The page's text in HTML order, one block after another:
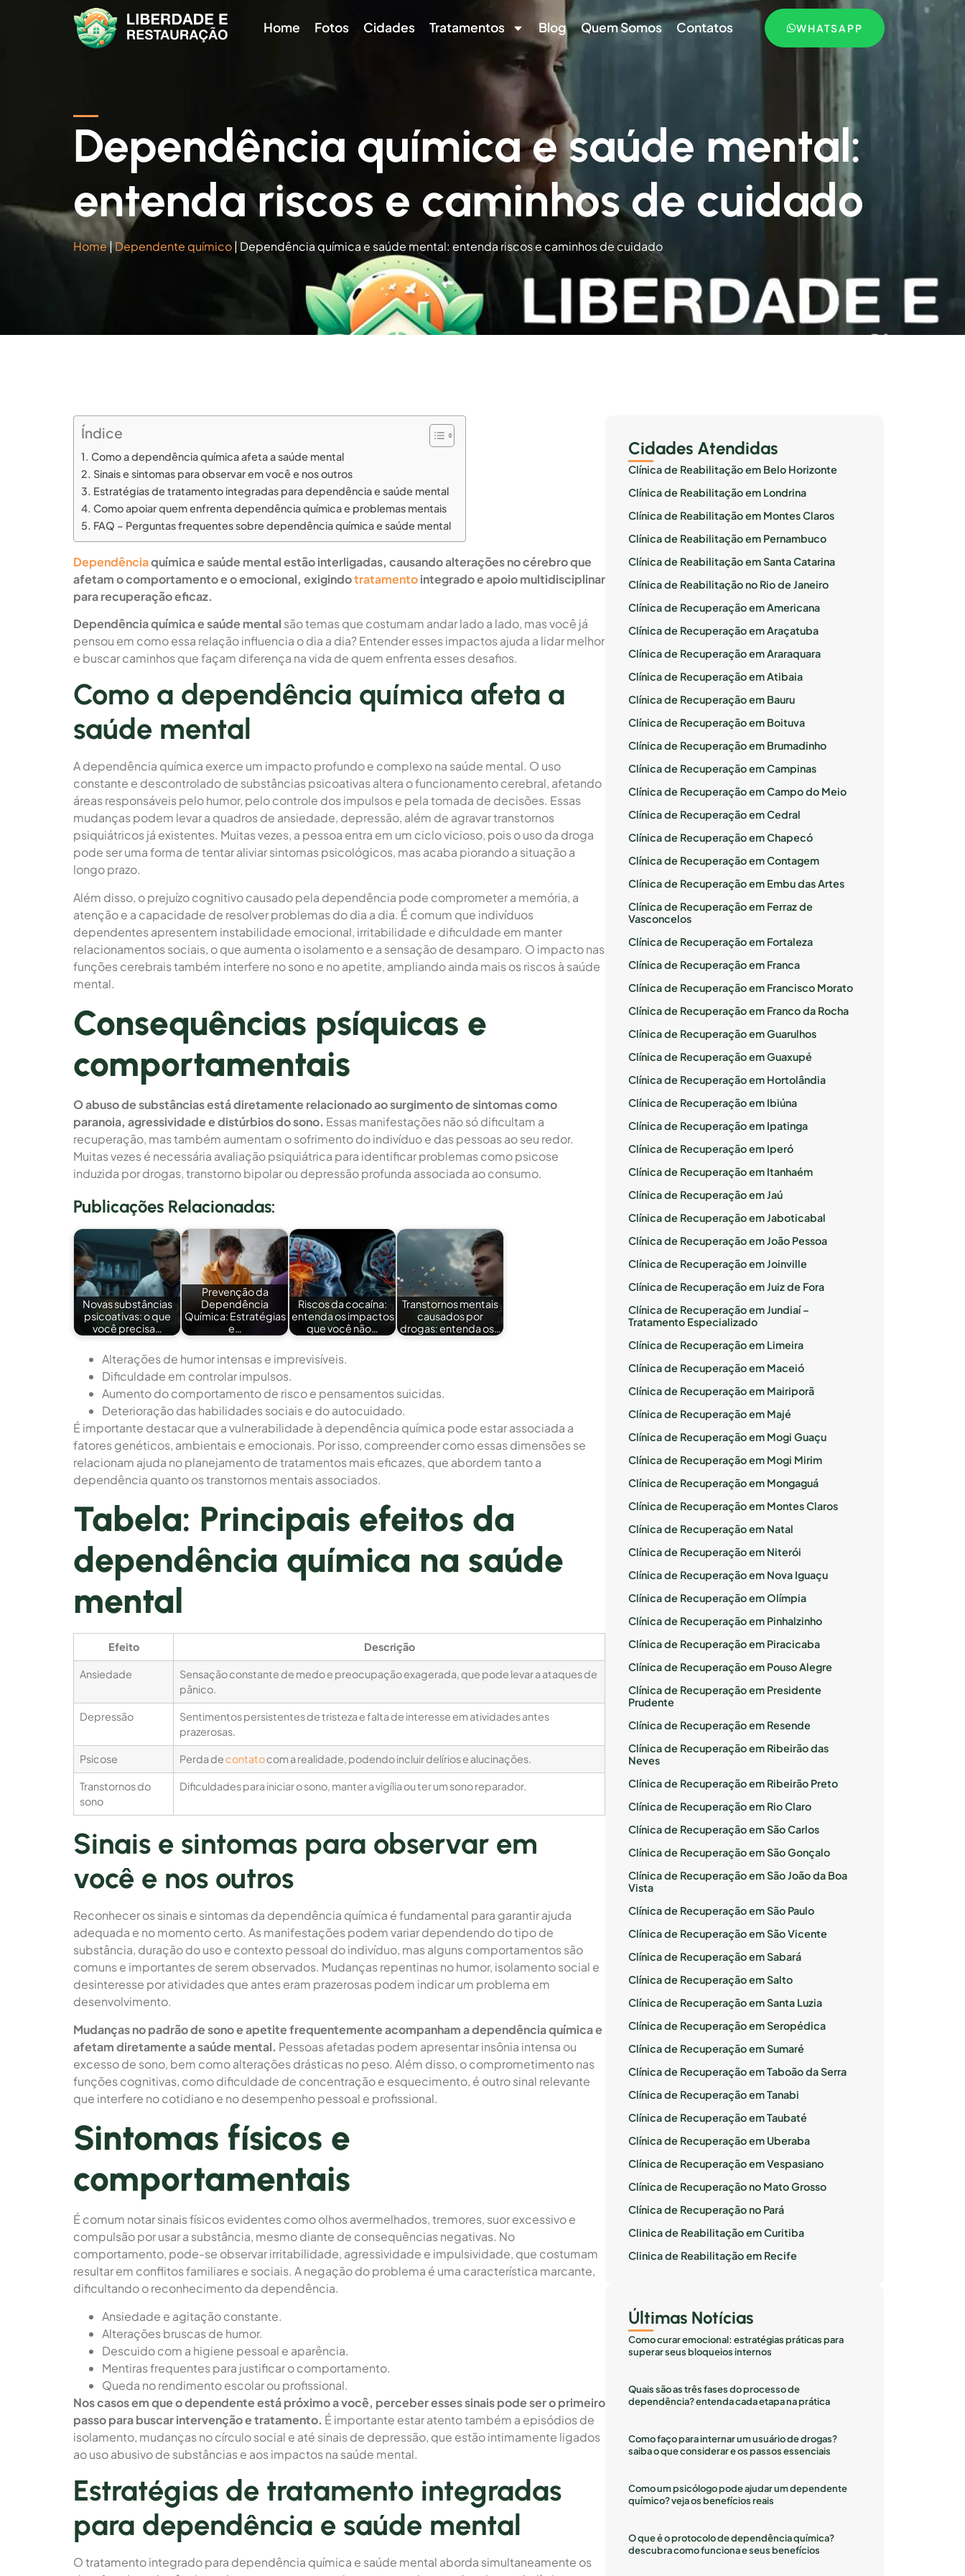
Home Fotos Cidades Tratamentos Blog Quem Somos Contatos WHATSAPP
Dependência química e saúde mental:
entenda riscos e caminhos de cuidado
Home|Dependente químico| Dependência química e saúde mental: entenda riscos e caminhos de cuidado
Índice
Como a dependência química afeta a saúde mental
Sinais e sintomas para observar em você e nos outros
Estratégias de tratamento integradas para dependência e saúde mental
Como apoiar quem enfrenta dependência química e problemas mentais
FAQ – Perguntas frequentes sobre dependência química e saúde mental
Dependênciaquímica e saúde mental estão interligadas, causando alterações no cérebro que
afetam o comportamento e o emocional, exigindotratamentointegrado e apoio multidisciplinar
para recuperação eficaz.
Dependência química e saúde mental são temas que costumam andar lado a lado, mas você já
pensou em como essa relação influencia o dia a dia? Entender esses impactos ajuda a lidar melhor
e buscar caminhos que façam diferença na vida de quem enfrenta esses desafios.
Como a dependência química afeta a
saúde mental
A dependência química exerce um impacto profundo e complexo na saúde mental. O uso
constante e descontrolado de substâncias psicoativas altera o funcionamento cerebral, afetando
áreas responsáveis pelo humor, pelo controle dos impulsos e pela tomada de decisões. Essas
mudanças podem levar a quadros de ansiedade, depressão, além de agravar transtornos
psiquiátricos já existentes. Muitas vezes, a pessoa entra em um ciclo vicioso, pois o uso da droga
pode ser uma forma de tentar aliviar sintomas psicológicos, mas acaba piorando a situação a
longo prazo.
Além disso, o prejuízo cognitivo causado pela dependência pode comprometer a memória, a
atenção e a capacidade de resolver problemas do dia a dia. É comum que indivíduos
dependentes apresentem instabilidade emocional, irritabilidade e dificuldade em manter
relacionamentos sociais, o que aumenta o isolamento e a sensação de desamparo. O impacto nas
funções cerebrais também interfere no sono e no apetite, ampliando ainda mais os riscos à saúde
mental.
Consequências psíquicas e
comportamentais
O abuso de substâncias está diretamente relacionado ao surgimento de sintomas como
paranoia, agressividade e distúrbios do sono. Essas manifestações não só dificultam a
recuperação, mas também aumentam o sofrimento do indivíduo e das pessoas ao seu redor.
Muitas vezes é necessária avaliação psiquiátrica para identificar problemas como psicose
induzida por drogas, transtorno bipolar ou depressão profunda associada ao consumo.
Publicações Relacionadas:
Novas substâncias
psicoativas: o que
você precisa…
Prevenção da
Dependência
Química: Estratégias
e…
Riscos da cocaína:
entenda os impactos
que você não…
Transtornos mentais
causados por
drogas: entenda os…
Alterações de humor intensas e imprevisíveis.
Dificuldade em controlar impulsos.
Aumento do comportamento de risco e pensamentos suicidas.
Deterioração das habilidades sociais e do autocuidado.
É importante destacar que a vulnerabilidade à dependência química pode estar associada a
fatores genéticos, ambientais e emocionais. Por isso, compreender como essas dimensões se
relacionam ajuda no planejamento de tratamentos mais eficazes, que abordem tanto a
dependência quanto os transtornos mentais associados.
Tabela: Principais efeitos da
dependência química na saúde
mental
Efeito Descrição
Ansiedade
Sensação constante de medo e preocupação exagerada, que pode levar a ataques de
pânico.
Depressão
Sentimentos persistentes de tristeza e falta de interesse em atividades antes
prazerosas.
Psicose Perda decontatocom a realidade, podendo incluir delírios e alucinações.
Transtornos do
sono
Dificuldades para iniciar o sono, manter a vigília ou ter um sono reparador.
Sinais e sintomas para observar em
você e nos outros
Reconhecer os sinais e sintomas da dependência química é fundamental para garantir ajuda
adequada e no momento certo. As manifestações podem variar dependendo do tipo de
substância, duração do uso e contexto pessoal do indivíduo, mas alguns comportamentos são
comuns e importantes de serem observados. Mudanças repentinas no humor, isolamento social e
desinteresse por atividades que antes eram prazerosas podem indicar um problema em
desenvolvimento.
Mudanças no padrão de sono e apetite frequentemente acompanham a dependência química e
afetam diretamente a saúde mental. Pessoas afetadas podem apresentar insônia intensa ou
excesso de sono, bem como alterações drásticas no peso. Além disso, o comprometimento nas
funções cognitivas, como dificuldade de concentração e esquecimento, é outro sinal relevante
que interfere no cotidiano e no desempenho pessoal e profissional.
Sintomas físicos e
comportamentais
É comum notar sinais físicos evidentes como olhos avermelhados, tremores, suor excessivo e
compulsão por usar a substância, mesmo diante de consequências negativas. No
comportamento, pode-se observar irritabilidade, agressividade e impulsividade, que costumam
resultar em conflitos familiares e sociais. A negação do problema é uma característica marcante,
dificultando o reconhecimento da dependência.
Ansiedade e agitação constante.
Alterações bruscas de humor.
Descuido com a higiene pessoal e aparência.
Mentiras frequentes para justificar o comportamento.
Queda no rendimento escolar ou profissional.
Nos casos em que o dependente está próximo a você, perceber esses sinais pode ser o primeiro
passo para buscar intervenção e tratamento. É importante estar atento também a episódios de
isolamento, mudanças no círculo social e até sinais de depressão, que estão intimamente ligados
ao uso abusivo de substâncias e aos impactos na saúde mental.
Estratégias de tratamento integradas
para dependência e saúde mental
O tratamento integrado para dependência química e saúde mental aborda simultaneamente os
Cidades Atendidas
Clínica de Reabilitação em Belo Horizonte
Clínica de Reabilitação em Londrina
Clínica de Reabilitação em Montes Claros
Clínica de Reabilitação em Pernambuco
Clínica de Reabilitação em Santa Catarina
Clínica de Reabilitação no Rio de Janeiro
Clínica de Recuperação em Americana
Clínica de Recuperação em Araçatuba
Clínica de Recuperação em Araraquara
Clínica de Recuperação em Atibaia
Clínica de Recuperação em Bauru
Clínica de Recuperação em Boituva
Clínica de Recuperação em Brumadinho
Clínica de Recuperação em Campinas
Clínica de Recuperação em Campo do Meio
Clínica de Recuperação em Cedral
Clínica de Recuperação em Chapecó
Clínica de Recuperação em Contagem
Clínica de Recuperação em Embu das Artes
Clínica de Recuperação em Ferraz de
Vasconcelos
Clínica de Recuperação em Fortaleza
Clínica de Recuperação em Franca
Clínica de Recuperação em Francisco Morato
Clínica de Recuperação em Franco da Rocha
Clínica de Recuperação em Guarulhos
Clínica de Recuperação em Guaxupé
Clínica de Recuperação em Hortolândia
Clínica de Recuperação em Ibiúna
Clínica de Recuperação em Ipatinga
Clínica de Recuperação em Iperó
Clínica de Recuperação em Itanhaém
Clínica de Recuperação em Jaú
Clínica de Recuperação em Jaboticabal
Clínica de Recuperação em João Pessoa
Clínica de Recuperação em Joinville
Clínica de Recuperação em Juiz de Fora
Clínica de Recuperação em Jundiaí –
Tratamento Especializado
Clínica de Recuperação em Limeira
Clínica de Recuperação em Maceió
Clínica de Recuperação em Mairiporã
Clínica de Recuperação em Majé
Clínica de Recuperação em Mogi Guaçu
Clínica de Recuperação em Mogi Mirim
Clínica de Recuperação em Mongaguá
Clínica de Recuperação em Montes Claros
Clínica de Recuperação em Natal
Clínica de Recuperação em Niterói
Clínica de Recuperação em Nova Iguaçu
Clínica de Recuperação em Olímpia
Clínica de Recuperação em Pinhalzinho
Clínica de Recuperação em Piracicaba
Clínica de Recuperação em Pouso Alegre
Clínica de Recuperação em Presidente
Prudente
Clínica de Recuperação em Resende
Clínica de Recuperação em Ribeirão das
Neves
Clínica de Recuperação em Ribeirão Preto
Clínica de Recuperação em Rio Claro
Clínica de Recuperação em São Carlos
Clínica de Recuperação em São Gonçalo
Clínica de Recuperação em São João da Boa
Vista
Clínica de Recuperação em São Paulo
Clínica de Recuperação em São Vicente
Clínica de Recuperação em Sabará
Clínica de Recuperação em Salto
Clínica de Recuperação em Santa Luzia
Clínica de Recuperação em Seropédica
Clínica de Recuperação em Sumaré
Clínica de Recuperação em Taboão da Serra
Clínica de Recuperação em Tanabi
Clínica de Recuperação em Taubaté
Clínica de Recuperação em Uberaba
Clínica de Recuperação em Vespasiano
Clínica de Recuperação no Mato Grosso
Clínica de Recuperação no Pará
Clinica de Reabilitação em Curitiba
Clinica de Reabilitação em Recife
Últimas Notícias
Como curar emocional: estratégias práticas para
superar seus bloqueios internos
Quais são as três fases do processo de
dependência? entenda cada etapa na prática
Como faço para internar um usuário de drogas?
saiba o que considerar e os passos essenciais
Como um psicólogo pode ajudar um dependente
químico? veja os benefícios reais
O que é o protocolo de dependência química?
descubra como funciona e seus benefícios